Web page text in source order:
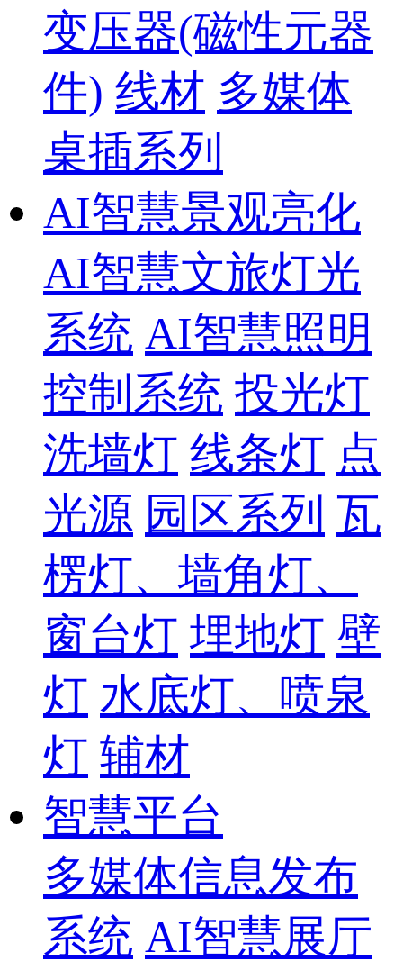
变压器(磁性元器
件) 线材 多媒体
桌插系列
AI智慧景观亮化
AI智慧文旅灯光
系统 AI智慧照明
控制系统 投光灯
洗墙灯 线条灯 点
光源 园区系列 瓦
楞灯、墙角灯、
窗台灯 埋地灯 壁
灯 水底灯、喷泉
灯 辅材
智慧平台
多媒体信息发布
系统 AI智慧展厅